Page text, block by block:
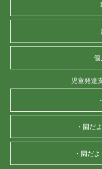
個
児童発達
・園だ
・園だ